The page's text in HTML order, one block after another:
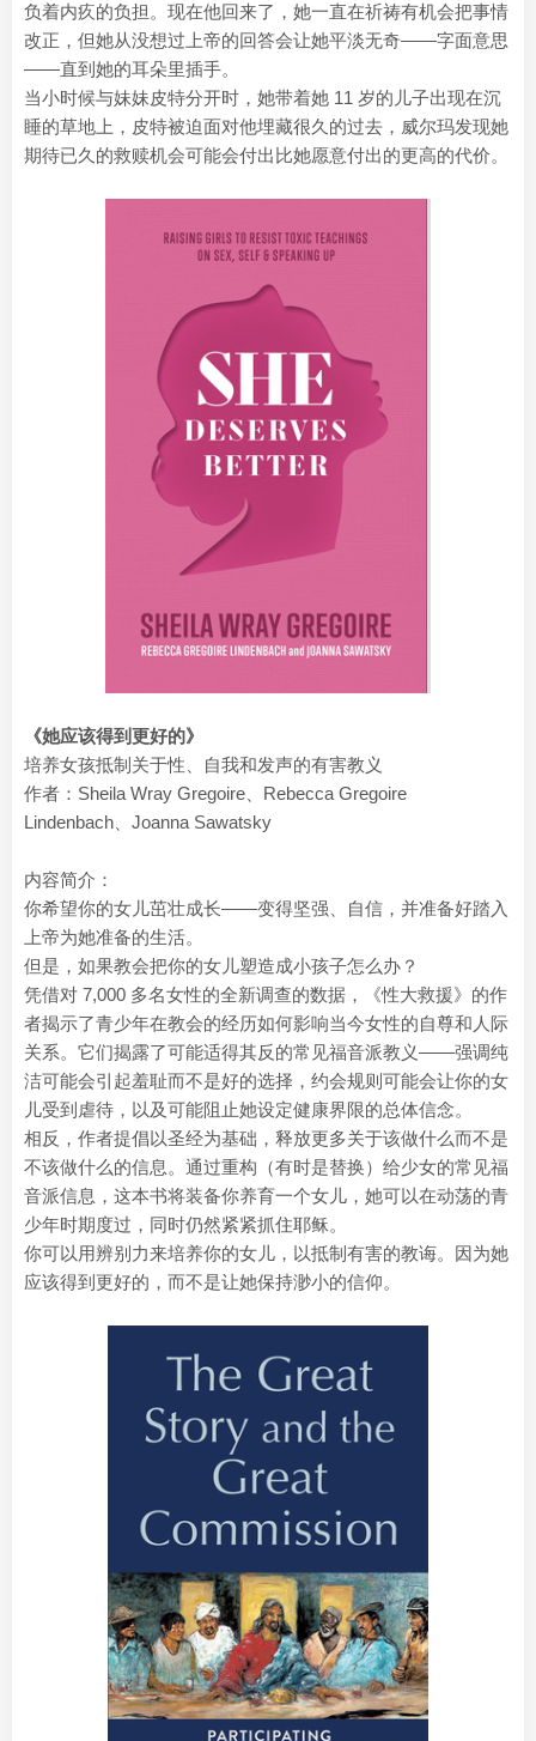
负着内疚的负担。现在他回来了，她一直在祈祷有机会把事情
改正，但她从没想过上帝的回答会让她平淡无奇——字面意思
——直到她的耳朵里插手。
当小时候与妹妹皮特分开时，她带着她 11 岁的儿子出现在沉
睡的草地上，皮特被迫面对他埋藏很久的过去，威尔玛发现她
期待已久的救赎机会可能会付出比她愿意付出的更高的代价。
《她应该得到更好的》
培养女孩抵制关于性、自我和发声的有害教义
作者：Sheila Wray Gregoire、Rebecca Gregoire
Lindenbach、Joanna Sawatsky
内容简介：
你希望你的女儿茁壮成长——变得坚强、自信，并准备好踏入
上帝为她准备的生活。
但是，如果教会把你的女儿塑造成小孩子怎么办？
凭借对 7,000 多名女性的全新调查的数据，《性大救援》的作
者揭示了青少年在教会的经历如何影响当今女性的自尊和人际
关系。它们揭露了可能适得其反的常见福音派教义——强调纯
洁可能会引起羞耻而不是好的选择，约会规则可能会让你的女
儿受到虐待，以及可能阻止她设定健康界限的总体信念。
相反，作者提倡以圣经为基础，释放更多关于该做什么而不是
不该做什么的信息。通过重构（有时是替换）给少女的常见福
音派信息，这本书将装备你养育一个女儿，她可以在动荡的青
少年时期度过，同时仍然紧紧抓住耶稣。
你可以用辨别力来培养你的女儿，以抵制有害的教诲。因为她
应该得到更好的，而不是让她保持渺小的信仰。